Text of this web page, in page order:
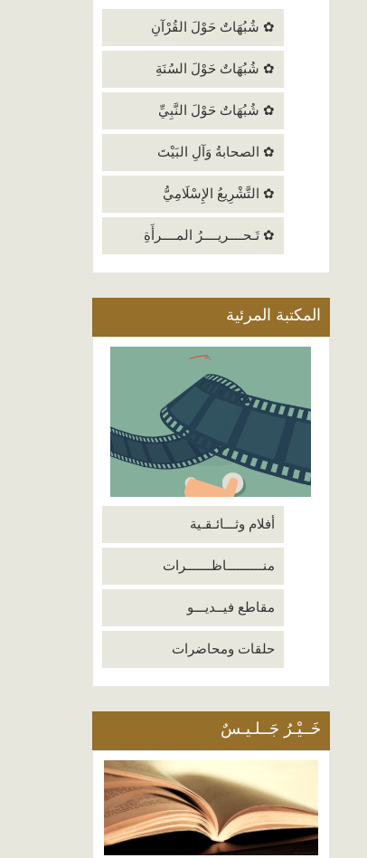
✿ شُبُهَاتٌ حَوْلَ القُرْآنِ
✿ شُبُهَاتٌ حَوْلَ السُنَةِ
✿ شُبُهَاتٌ حَوْلَ النَّبِيِّ
✿ الصحابةُ وَآلِ البَيْتَ
✿ التَّشْرِيعُ الإِسْلَامِيُّ
✿ تَـحــــريــــرُ المــــرأَةِ
المكتبة المرئية
أفلام وثـــائـقـية
منــــــــــاظـــــــرات
مقاطع فيــديـــو
حلقات ومحاضرات
خَــيْـرُ جَــلـيـسٌ